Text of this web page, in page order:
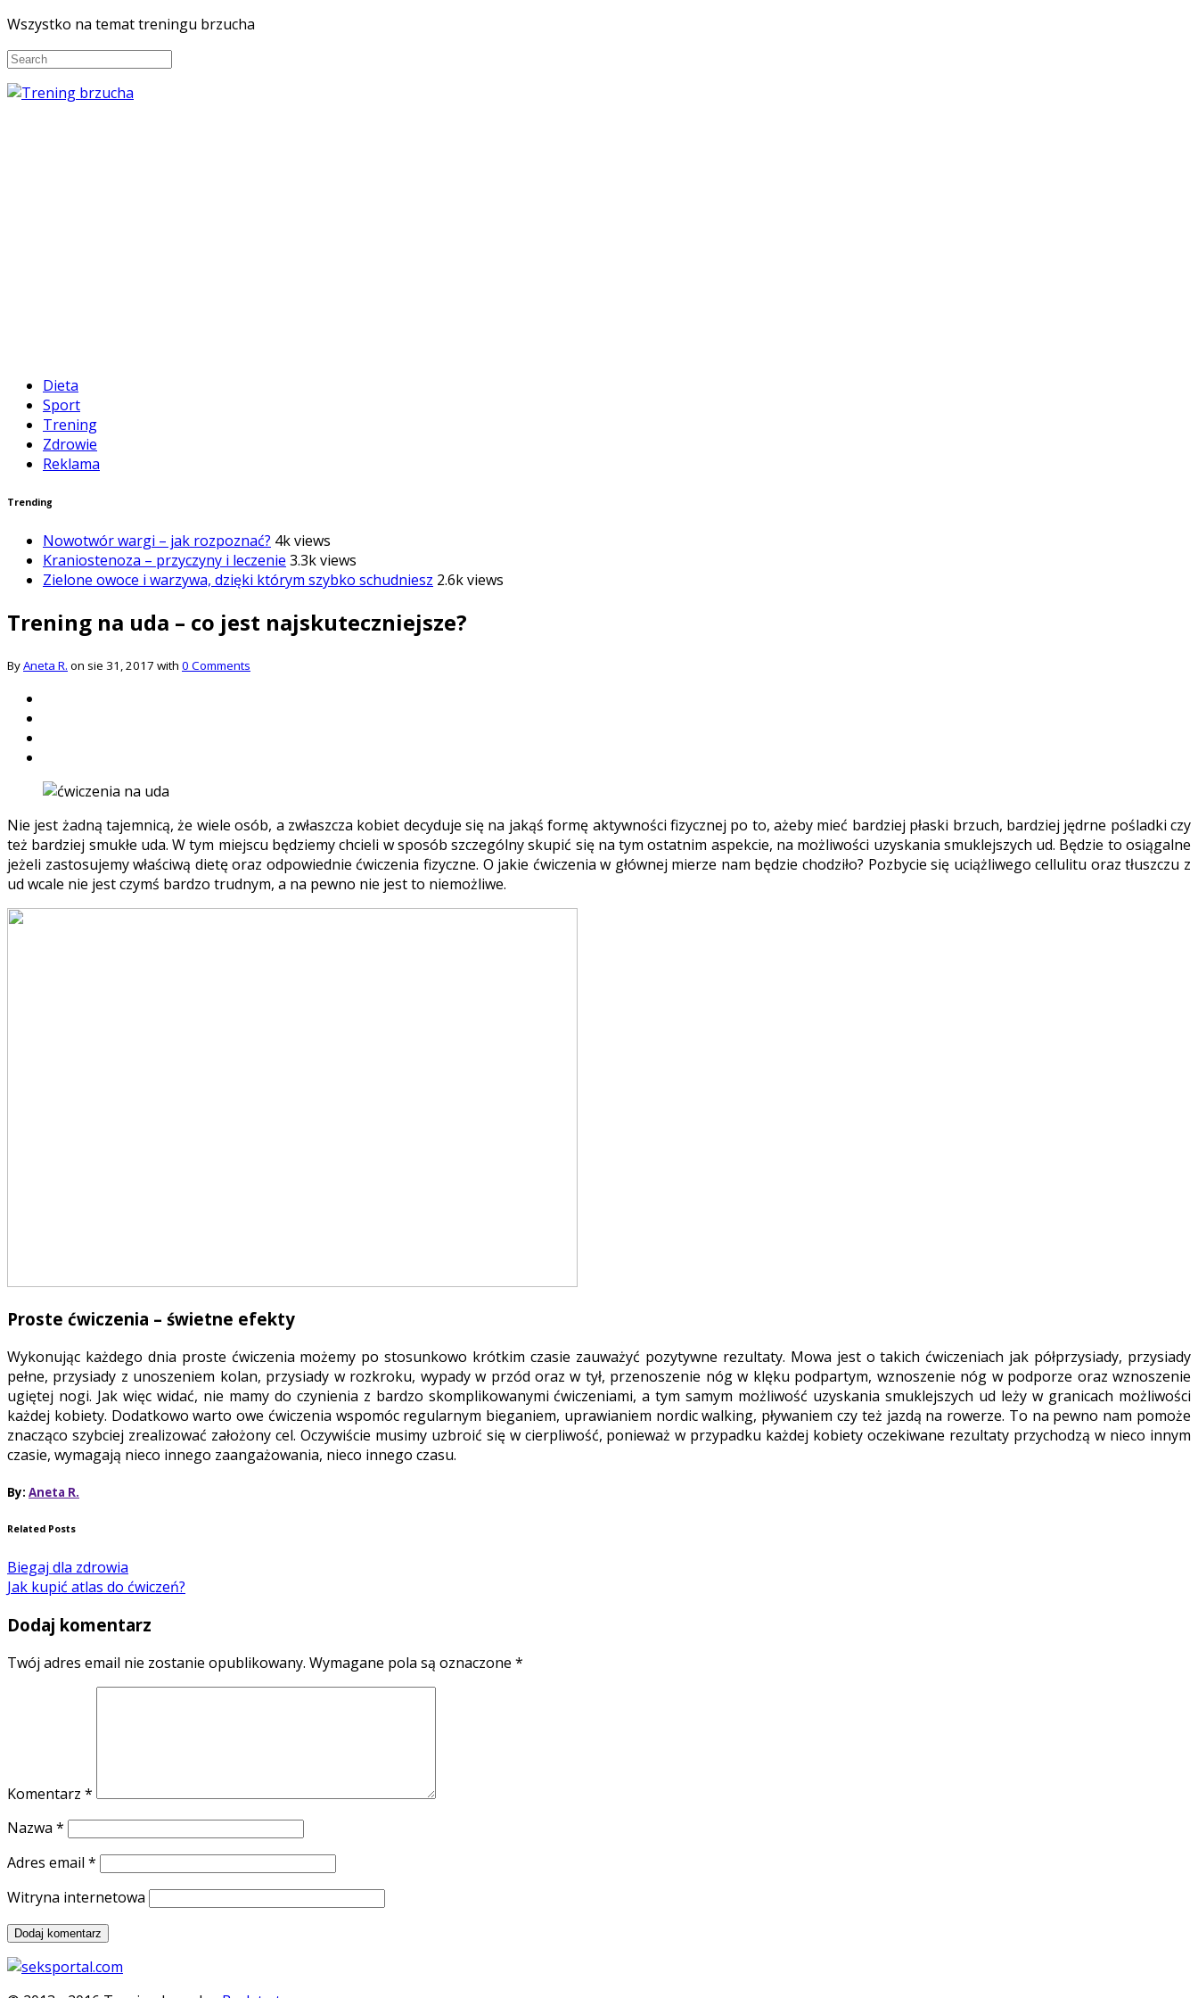
Wszystko na temat treningu brzucha
Dieta
Sport
Trening
Zdrowie
Reklama
Trending
Nowotwór wargi – jak rozpoznać? 4k views
Kraniostenoza – przyczyny i leczenie 3.3k views
Zielone owoce i warzywa, dzięki którym szybko schudniesz 2.6k views
Trening na uda – co jest najskuteczniejsze?
ByAneta R. on sie 31, 2017 with 0 Comments
Nie jest żadną tajemnicą, że wiele osób, a zwłaszcza kobiet decyduje się na jakąś formę aktywności fizycznej po to, ażeby mieć bardziej płaski brzuch, bardziej jędrne pośladki czy
też bardziej smukłe uda. W tym miejscu będziemy chcieli w sposób szczególny skupić się na tym ostatnim aspekcie, na możliwości uzyskania smuklejszych ud. Będzie to osiągalne
jeżeli zastosujemy właściwą dietę oraz odpowiednie ćwiczenia fizyczne. O jakie ćwiczenia w głównej mierze nam będzie chodziło? Pozbycie się uciążliwego cellulitu oraz tłuszczu z
ud wcale nie jest czymś bardzo trudnym, a na pewno nie jest to niemożliwe.
Proste ćwiczenia – świetne efekty
Wykonując każdego dnia proste ćwiczenia możemy po stosunkowo krótkim czasie zauważyć pozytywne rezultaty. Mowa jest o takich ćwiczeniach jak półprzysiady, przysiady
pełne, przysiady z unoszeniem kolan, przysiady w rozkroku, wypady w przód oraz w tył, przenoszenie nóg w klęku podpartym, wznoszenie nóg w podporze oraz wznoszenie
ugiętej nogi. Jak więc widać, nie mamy do czynienia z bardzo skomplikowanymi ćwiczeniami, a tym samym możliwość uzyskania smuklejszych ud leży w granicach możliwości
każdej kobiety. Dodatkowo warto owe ćwiczenia wspomóc regularnym bieganiem, uprawianiem nordic walking, pływaniem czy też jazdą na rowerze. To na pewno nam pomoże
znacząco szybciej zrealizować założony cel. Oczywiście musimy uzbroić się w cierpliwość, ponieważ w przypadku każdej kobiety oczekiwane rezultaty przychodzą w nieco innym
czasie, wymagają nieco innego zaangażowania, nieco innego czasu.
By: Aneta R.
Related Posts
Biegaj dla zdrowia
Jak kupić atlas do ćwiczeń?
Dodaj komentarz
Twój adres email nie zostanie opublikowany. Wymagane pola są oznaczone *
Komentarz *
Nazwa *
Adres email *
Witryna internetowa